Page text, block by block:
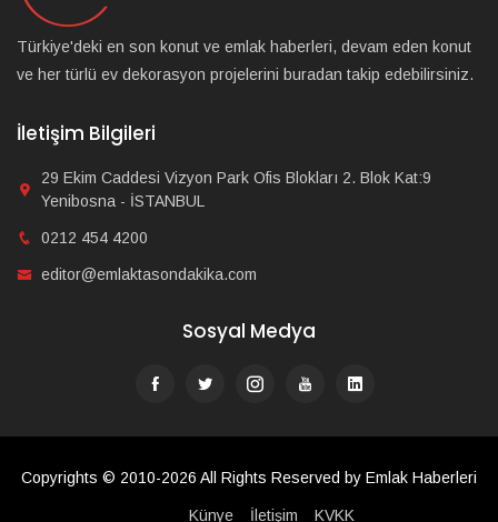
Türkiye'deki en son konut ve emlak haberleri, devam eden konut
ve her türlü ev dekorasyon projelerini buradan takip edebilirsiniz.
İletişim Bilgileri
29 Ekim Caddesi Vizyon Park Ofis Blokları 2. Blok Kat:9
Yenibosna - İSTANBUL
0212 454 4200
editor@emlaktasondakika.com
Sosyal Medya
Copyrights © 2010-2026 All Rights Reserved by Emlak Haberleri
Künye İletişim KVKK